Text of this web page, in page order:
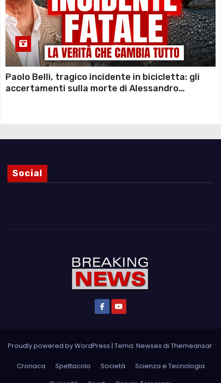
Paolo Belli, tragico incidente in bicicletta: gli
accertamenti sulla morte di Alessandro
Social
Proudly powered by WordPress | Tema: Newses di Themeansar.
Cronaca Spettacolo Società
Scienza e Tecnologia